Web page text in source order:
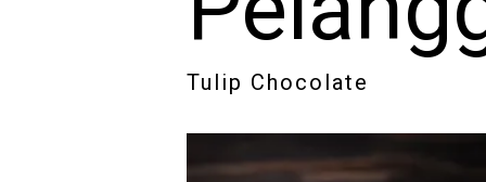
Tulip Chocolate